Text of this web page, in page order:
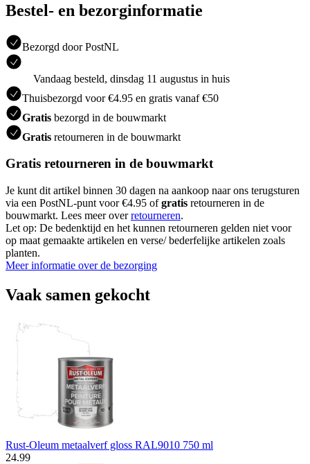
Bestel- en bezorginformatie
Bezorgd door PostNL
Vandaag besteld, dinsdag 11 augustus in huis
Thuisbezorgd voor €4.95 en gratis vanaf €50
Gratis bezorgd in de bouwmarkt
Gratis retourneren in de bouwmarkt
Gratis retourneren in de bouwmarkt
Je kunt dit artikel binnen 30 dagen na aankoop naar ons terugsturen
via een PostNL-punt voor €4.95 ofgratis retourneren in de
bouwmarkt. Lees meer overretourneren.
Let op: De bedenktijd en het kunnen retourneren gelden niet voor
op maat gemaakte artikelen en verse/ bederfelijke artikelen zoals
planten.
Meer informatie over de bezorging
Vaak samen gekocht
Rust-Oleum metaalverf gloss RAL9010 750 ml
24.99